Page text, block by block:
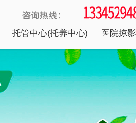
托管中心(托养中心) 医院掠影